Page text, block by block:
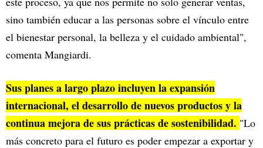
sino también educar a las personas sobre el vínculo entre
el bienestar personal, la belleza y el cuidado ambiental",
comenta Mangiardi.
Sus planes a largo plazo incluyen la expansión
internacional, el desarrollo de nuevos productos y la
continua mejora de sus prácticas de sostenibilidad. "Lo
más concreto para el futuro es poder empezar a exportar y